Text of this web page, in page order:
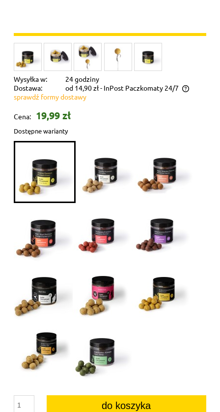
Wysyłka w:
24 godziny
Dostawa:
od 14,90 zł- InPost Paczkomaty 24/7
Koszt dostawy zależy od wagi całego zamówienia
sprawdź formy dostawy
Cena: 19,99 zł
Dostępne warianty
do koszyka